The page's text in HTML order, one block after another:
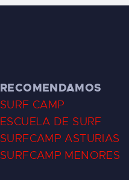
RECOMENDAMOS
SURF CAMP
ESCUELA DE SURF
SURFCAMP ASTURIAS
SURFCAMP MENORES